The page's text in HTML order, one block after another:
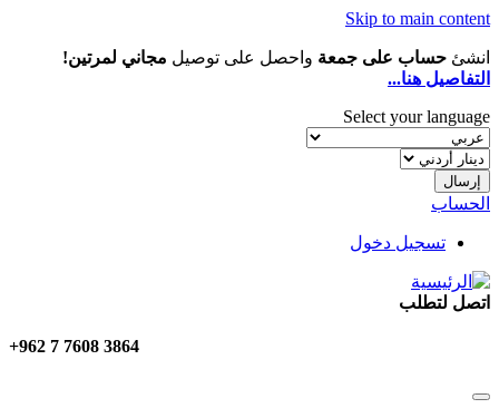
Skip to main content
انشئ حساب على جمعة واحصل على توصيل مجاني لمرتين!
التفاصيل هنا...
Select your language
الحساب
تسجيل دخول
اتصل لتطلب
+962 7 7608 3864